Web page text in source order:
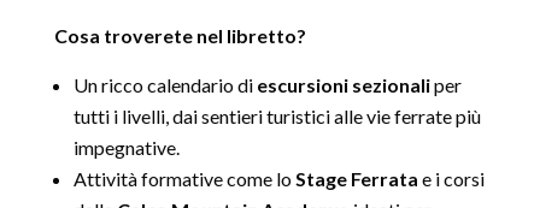
Cosa troverete nel libretto?
Un ricco calendario di escursioni sezionaliper
tutti i livelli, dai sentieri turistici alle vie ferrate più
impegnative.
Attività formative come loStage Ferrata e i corsi